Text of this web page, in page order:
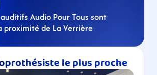
Audio Pour Tous sont
proximité de La Verrière
le plus proche